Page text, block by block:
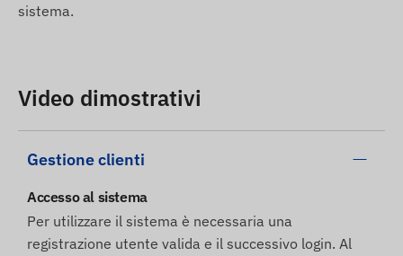
sistema.
Video dimostrativi
Gestione clienti
Accesso al sistema
Per utilizzare il sistema è necessaria una
registrazione utente valida e il successivo login. Al